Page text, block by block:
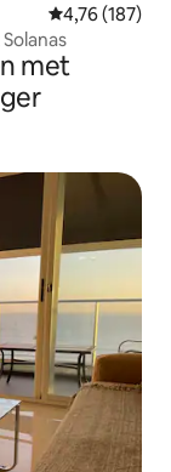
Gemiddelde
4,76 (187)
met